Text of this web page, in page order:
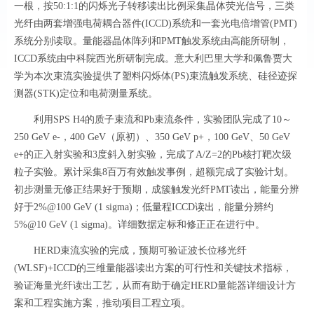
一根，按50:1:1的闪烁光子转移读出比例采集晶体荧光信号，三类
光纤由两套增强电荷耦合器件(ICCD)系统和一套光电倍增管(PMT)
系统分别读取。量能器晶体阵列和PMT触发系统由高能所研制，
ICCD系统由中科院西光所研制完成。意大利巴里大学和佩鲁贾大
学为本次束流实验提供了塑料闪烁体(PS)束流触发系统、硅径迹探
测器(STK)定位和电荷测量系统。
利用 SPS H4的质子束流和Pb束流条件，实验团队完成了 10～
250 GeV e- ， 400 GeV （原初）、 350 GeV p+ ， 100 GeV、 50 GeV
e+的正入射实验和3度斜入射实验，完成了A/Z=2的Pb核打靶次级
粒子实验。累计采集8百万有效触发事例，超额完成了实验计划。
初步测量无修正结果好于预期，成簇触发光纤PMT读出，能量分辨
好于2%@100 GeV (1 sigma) ；低量程ICCD读出，能量分辨约
5%@10 GeV (1 sigma)。详细数据定标和修正正在进行中。
HERD束流实验的完成，预期可验证波长位移光纤
(WLSF)+ICCD的三维量能器读出方案的可行性和关键技术指标，
验证海量光纤读出工艺，从而有助于确定HERD量能器详细设计方
案和工程实施方案，推动项目工程立项。